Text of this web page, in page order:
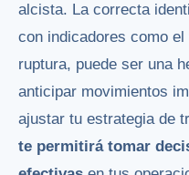
alcista. La correcta
con indicadores como
ruptura, puede ser una
anticipar movimientos
ajustar tu estrategia de
te permitirá tomar